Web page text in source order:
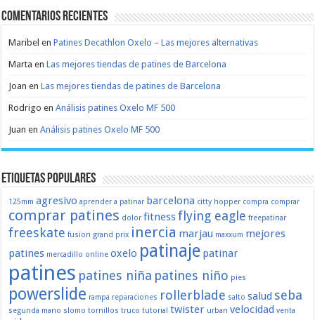
Comentarios recientes
Maribel enPatines Decathlon Oxelo – Las mejores alternativas
Marta enLas mejores tiendas de patines de Barcelona
Joan enLas mejores tiendas de patines de Barcelona
Rodrigo enAnálisis patines Oxelo MF 500
Juan enAnálisis patines Oxelo MF 500
Etiquetas populares
125mm agresivo aprender a patinar barcelona citty hopper compra comprar
comprar patines dolor fitnessflying eagle freepatinar
freeskate fusion grand prix inercia marjau maxxum mejores
patines mercadillo online oxelo patinaje patinar
patines patines niña patines niño pies
powerslide rampa reparaciones rollerblade salto salud seba
segunda mano slomo tornillos truco tutorial twister urban velocidad venta